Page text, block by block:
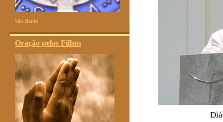
São Bento
Oração pelos Filhos